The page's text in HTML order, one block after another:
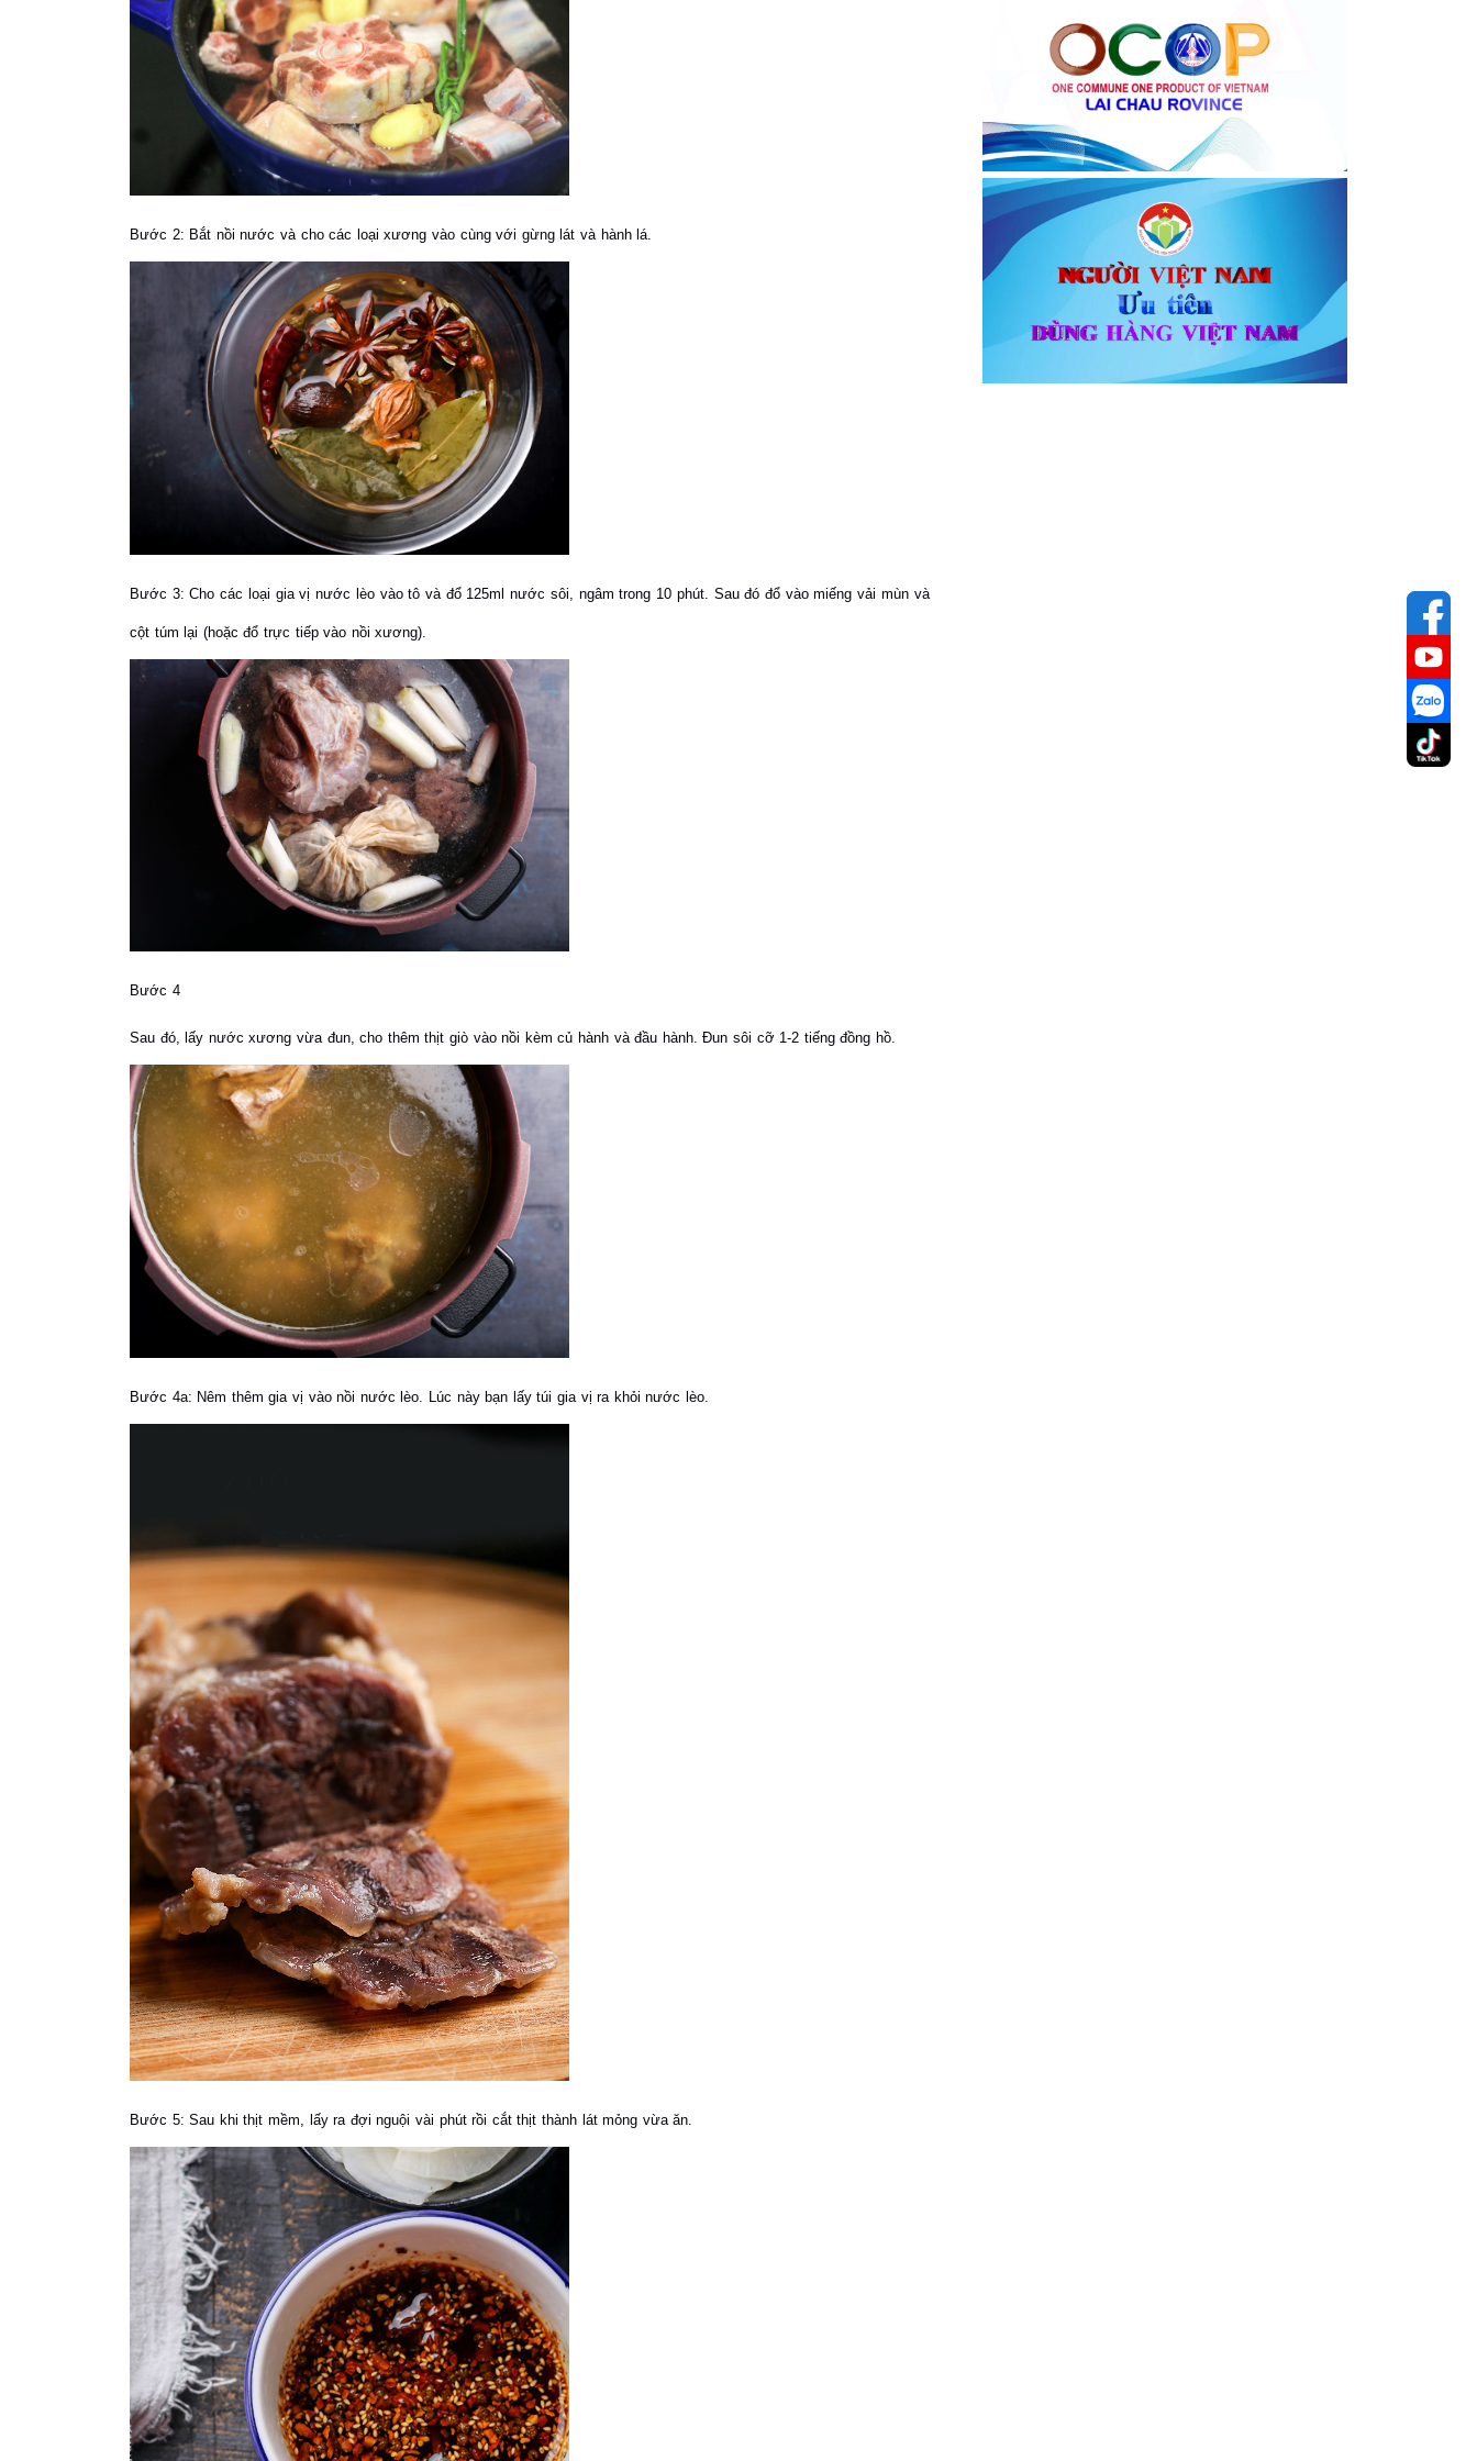
Bước 2: Bắt nồi nước và cho các loại xương vào cùng với gừng lát và hành lá.
Bước 3:Cho các loại gia vị nước lèo vào tô và đổ 125ml nước sôi, ngâm trong 10 phút. Sau đó đổ vào miếng vải mùn và
cột túm lại (hoặc đổ trực tiếp vào nồi xương).
Bước 4
Sau đó, lấy nước xương vừa đun, cho thêm thịt giò vào nồi kèm củ hành và đầu hành. Đun sôi cỡ 1-2 tiếng đồng hồ.
Bước 4a: Nêm thêm gia vị vào nồi nước lèo. Lúc này bạn lấy túi gia vị ra khỏi nước lèo.
Bước 5:Sau khi thịt mềm, lấy ra đợi nguội vài phút rồi cắt thịt thành lát mỏng vừa ăn.